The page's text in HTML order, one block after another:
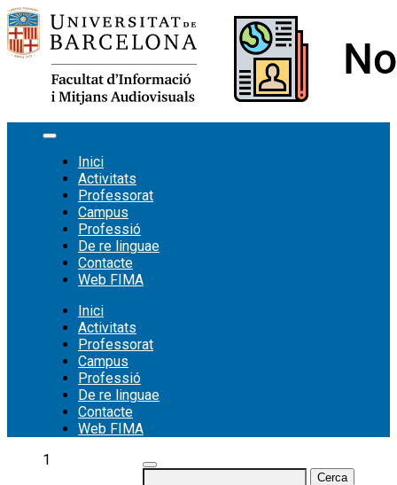
Vés
al
contingut
Inici
Activitats
Professorat
Campus
Professió
De re linguae
Contacte
Web FIMA
Inici
Activitats
Professorat
Campus
Professió
De re linguae
Contacte
Web FIMA
Cerca:
1